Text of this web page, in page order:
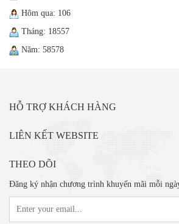
Hôm qua: 106
Tháng: 18557
Năm: 58578
HỖ TRỢ KHÁCH HÀNG
LIÊN KẾT WEBSITE
THEO DÕI
Đăng ký nhận chương trình khuyến mãi mỗi